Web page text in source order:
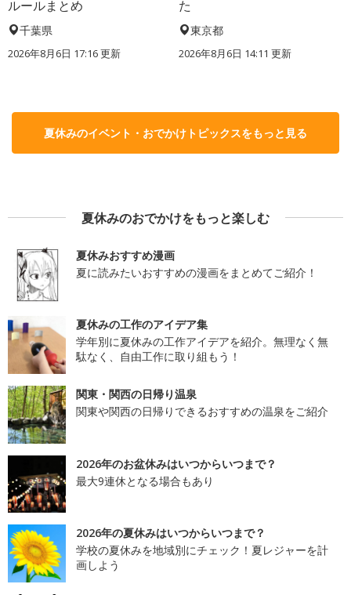
ルールまとめ
千葉県
2026年8月6日 17:16更新
た
東京都
2026年8月6日 14:11 更新
夏休みのイベント・おでかけトピックスをもっと見る
夏休みのおでかけをもっと楽しむ
夏休みおすすめ漫画
夏に読みたいおすすめの漫画をまとめてご紹介！
夏休みの工作のアイデア集
学年別に夏休みの工作アイデアを紹介。無理なく無
駄なく、自由工作に取り組もう！
関東・関西の日帰り温泉
関東や関西の日帰りできるおすすめの温泉をご紹介
2026年のお盆休みはいつからいつまで？
最大9連休となる場合もあり
2026年の夏休みはいつからいつまで？
学校の夏休みを地域別にチェック！夏レジャーを計
画しよう